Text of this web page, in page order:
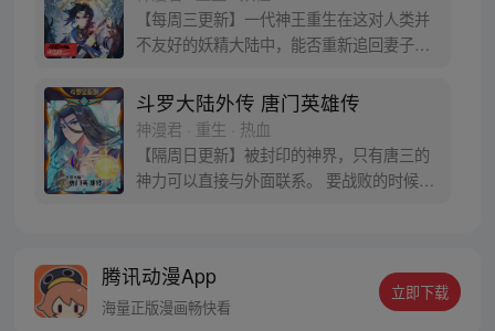
类一模一样的孩子；与此同时，联邦研究所
正在解冻一名银色长发女子，而一名蓝发青
年则在海滨被人发现
【每周三更新】一代神王重生在这对人类并
不友好的妖精大陆中，能否重新追回妻子。
路？尽在一代神王至情追妻之旅，斗罗大陆
第五部，重生唐三!
斗罗大陆外传 唐门英雄传
神漫君 · 重生 · 热血
【隔周日更新】被封印的神界，只有唐三的
神力可以直接与外面联系。 要战败的时候，
战！
腾讯动漫App
海量正版漫画畅快看
立即下载